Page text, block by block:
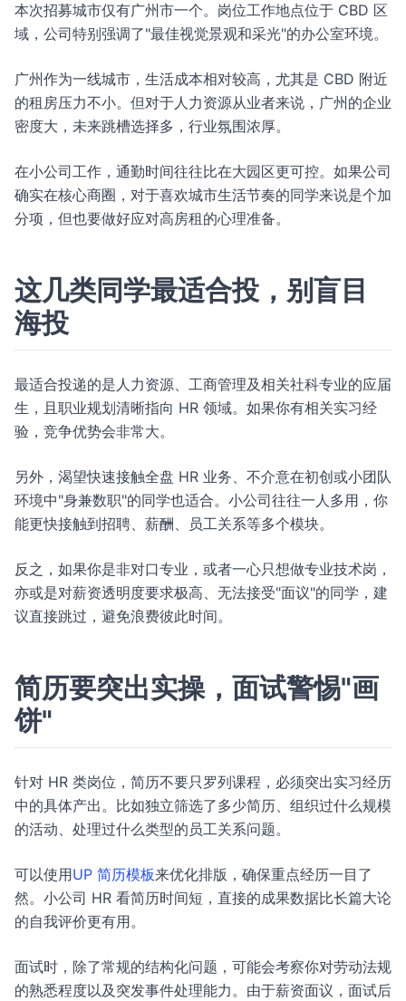
本次招募城市仅有广州市一个。岗位工作地点位于 CBD 区
域，公司特别强调了"最佳视觉景观和采光"的办公室环境。
广州作为一线城市，生活成本相对较高，尤其是 CBD 附近
的租房压力不小。但对于人力资源从业者来说，广州的企业
密度大，未来跳槽选择多，行业氛围浓厚。
在小公司工作，通勤时间往往比在大园区更可控。如果公司
确实在核心商圈，对于喜欢城市生活节奏的同学来说是个加
分项，但也要做好应对高房租的心理准备。
这几类同学最适合投，别盲目
海投
最适合投递的是人力资源、工商管理及相关社科专业的应届
生，且职业规划清晰指向 HR 领域。如果你有相关实习经
验，竞争优势会非常大。
另外，渴望快速接触全盘 HR 业务、不介意在初创或小团队
环境中"身兼数职"的同学也适合。小公司往往一人多用，你
能更快接触到招聘、薪酬、员工关系等多个模块。
反之，如果你是非对口专业，或者一心只想做专业技术岗，
亦或是对薪资透明度要求极高、无法接受"面议"的同学，建
议直接跳过，避免浪费彼此时间。
简历要突出实操，面试警惕"画
饼"
针对 HR 类岗位，简历不要只罗列课程，必须突出实习经历
中的具体产出。比如独立筛选了多少简历、组织过什么规模
的活动、处理过什么类型的员工关系问题。
可以使用UP 简历模板来优化排版，确保重点经历一目了
然。小公司 HR 看简历时间短，直接的成果数据比长篇大论
的自我评价更有用。
面试时，除了常规的结构化问题，可能会考察你对劳动法规
的熟悉程度以及突发事件处理能力。由于薪资面议，面试后